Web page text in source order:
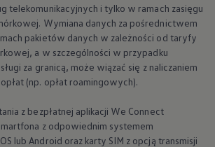
telekomunikacyjnych i tylko w ramach zasięgu
Wymiana danych za pośrednictwem
pakietów danych w zależności od taryfy
a w szczególności w przypadku
za granicą, może wiązać się z naliczaniem
(np. opłat roamingowych).
z bezpłatnej aplikacji We Connect
z odpowiednim systemem
lub Android oraz karty SIM z opcją transmisji